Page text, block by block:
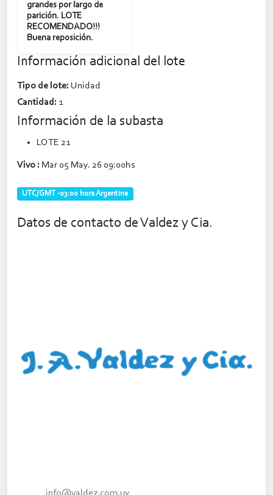
grandes por largo de
parición. LOTE
RECOMENDADO!!!
Buena reposición.
Información adicional del lote
Tipo de lote: Unidad
Cantidad: 1
Información de la subasta
LOTE 21
Vivo : Mar 05 May. 26 09:00hs
UTC/GMT -03:00 hora Argentina
Datos de contacto de Valdez y Cia.